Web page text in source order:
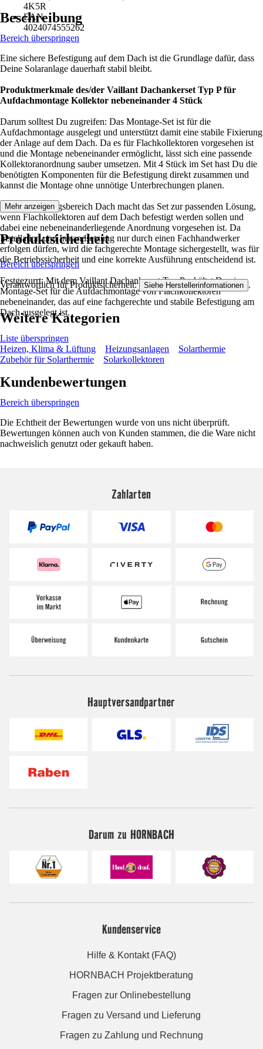
4K5R
EAN
4024074555262
Beschreibung
Bereich überspringen
Eine sichere Befestigung auf dem Dach ist die Grundlage dafür, dass
Deine Solaranlage dauerhaft stabil bleibt.
Produktmerkmale des/der Vaillant Dachankerset Typ P für
Aufdachmontage Kollektor nebeneinander 4 Stück
Darum solltest Du zugreifen: Das Montage-Set ist für die
Aufdachmontage ausgelegt und unterstützt damit eine stabile Fixierung
der Anlage auf dem Dach. Da es für Flachkollektoren vorgesehen ist
und die Montage nebeneinander ermöglicht, lässt sich eine passende
Kollektoranordnung sauber umsetzen. Mit 4 Stück im Set hast Du die
benötigten Komponenten für die Befestigung direkt zusammen und
kannst die Montage ohne unnötige Unterbrechungen planen.
Der Anwendungsbereich Dach macht das Set zur passenden Lösung,
wenn Flachkollektoren auf dem Dach befestigt werden sollen und
dabei eine nebeneinanderliegende Anordnung vorgesehen ist. Da
Installation und Instandsetzung nur durch einen Fachhandwerker
erfolgen dürfen, wird die fachgerechte Montage sichergestellt, was für
die Betriebssicherheit und eine korrekte Ausführung entscheidend ist.
Festgezurrt: Mit dem Vaillant Dachankerset Typ P erhältst Du ein
Montage-Set für die Aufdachmontage von Flachkollektoren
nebeneinander, das auf eine fachgerechte und stabile Befestigung am
Dach ausgelegt ist.
Mehr anzeigen
Produktsicherheit
Bereich überspringen
Verantwortlich für Produktsicherheit: Siehe Herstellerinformationen .
Weitere Kategorien
Liste überspringen
Heizen, Klima & Lüftung
Heizungsanlagen
Solarthermie
Zubehör für Solarthermie
Solarkollektoren
Kundenbewertungen
Bereich überspringen
Die Echtheit der Bewertungen wurde von uns nicht überprüft.
Bewertungen können auch von Kunden stammen, die die Ware nicht
nachweislich genutzt oder gekauft haben.
Zahlarten
Hauptversandpartner
Darum zu HORNBACH
Kundenservice
Hilfe & Kontakt (FAQ)
HORNBACH Projektberatung
Fragen zur Onlinebestellung
Fragen zu Versand und Lieferung
Fragen zu Zahlung und Rechnung